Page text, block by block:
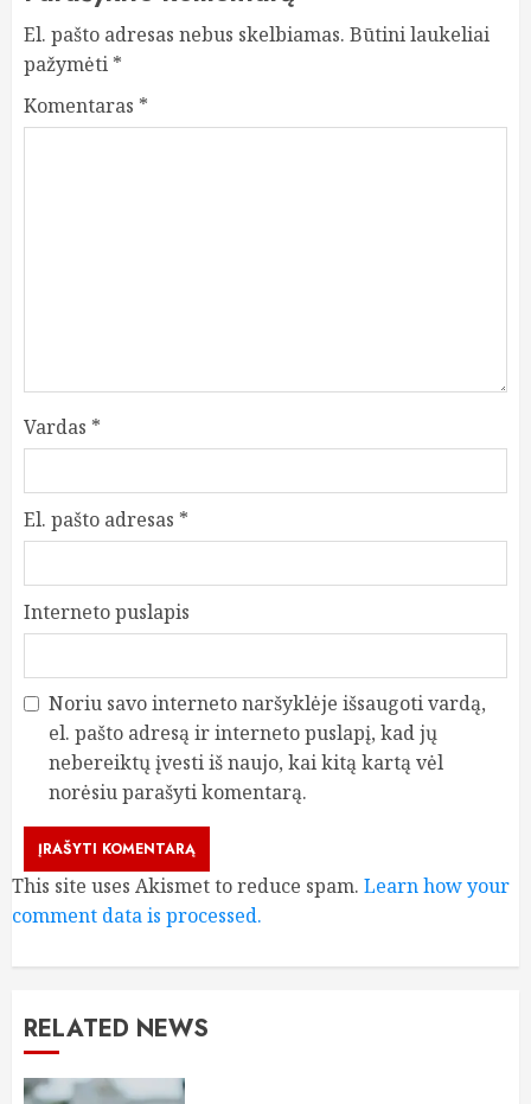
El. pašto adresas nebus skelbiamas. Būtini laukeliai
pažymėti *
Komentaras *
Vardas *
El. pašto adresas *
Interneto puslapis
Noriu savo interneto naršyklėje išsaugoti vardą,
el. pašto adresą ir interneto puslapį, kad jų
nebereiktų įvesti iš naujo, kai kitą kartą vėl
norėsiu parašyti komentarą.
This site uses Akismet to reduce spam. Learn how your
comment data is processed.
RELATED NEWS